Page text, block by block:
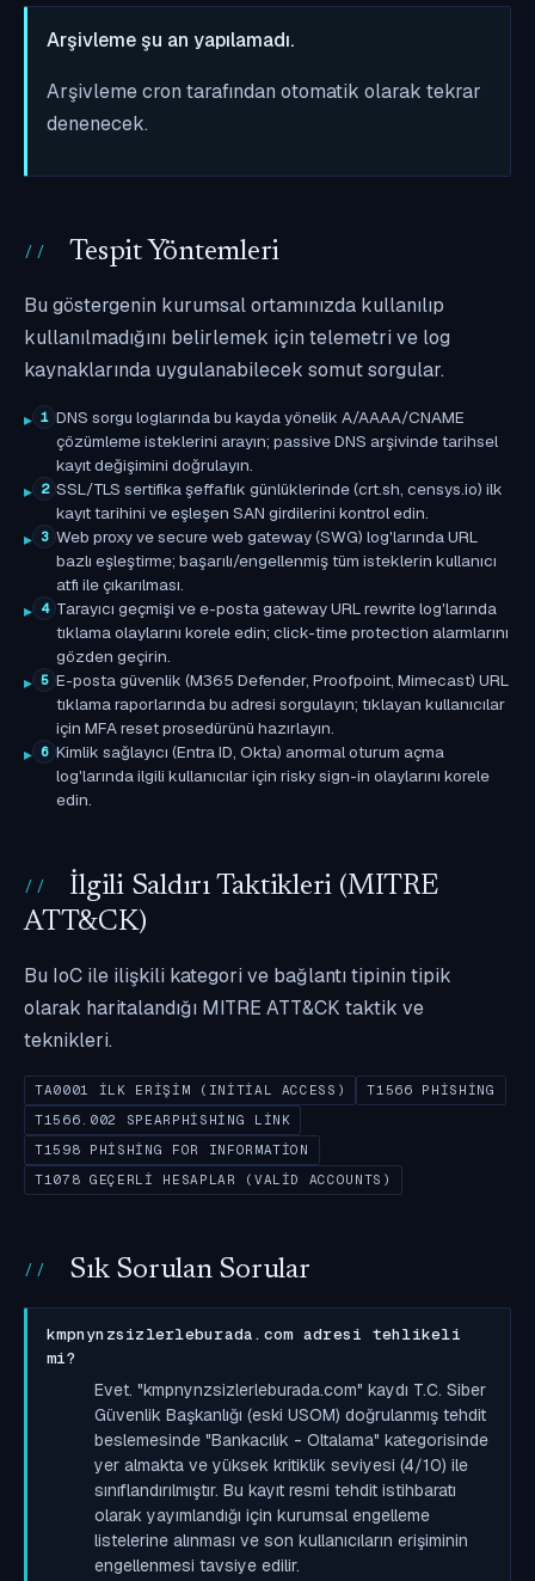
Arşivleme şu an yapılamadı.
Arşivleme cron tarafından otomatik olarak tekrar
denenecek.
Tespit Yöntemleri
Bu göstergenin kurumsal ortamınızda kullanılıp
kullanılmadığını belirlemek için telemetri ve log
kaynaklarında uygulanabilecek somut sorgular.
1 DNS sorgu loglarında bu kayda yönelik A/AAAA/CNAME
çözümleme isteklerini arayın; passive DNS arşivinde tarihsel
kayıt değişimini doğrulayın.
2 SSL/TLS sertifika şeffaflık günlüklerinde (crt.sh, censys.io) ilk
kayıt tarihini ve eşleşen SAN girdilerini kontrol edin.
3 Web proxy ve secure web gateway (SWG) log'larında URL
bazlı eşleştirme; başarılı/engellenmiş tüm isteklerin kullanıcı
atfı ile çıkarılması.
4 Tarayıcı geçmişi ve e-posta gateway URL rewrite log'larında
tıklama olaylarını korele edin; click-time protection alarmlarını
gözden geçirin.
5 E-posta güvenlik (M365 Defender, Proofpoint, Mimecast) URL
tıklama raporlarında bu adresi sorgulayın; tıklayan kullanıcılar
için MFA reset prosedürünü hazırlayın.
6 Kimlik sağlayıcı (Entra ID, Okta) anormal oturum açma
log'larında ilgili kullanıcılar için risky sign-in olaylarını korele
edin.
İlgili Saldırı Taktikleri (MITRE
ATT&CK)
Bu IoC ile ilişkili kategori ve bağlantı tipinin tipik
olarak haritalandığı MITRE ATT&CK taktik ve
teknikleri.
TA0001 İLK ERIŞIM (INITIAL ACCESS)
T1566 PHISHING
T1566.002 SPEARPHISHING LINK
T1598 PHISHING FOR INFORMATION
T1078 GEÇERLI HESAPLAR (VALID ACCOUNTS)
Sık Sorulan Sorular
kmpnynzsizlerleburada.com adresi tehlikeli
mi?
Evet. "kmpnynzsizlerleburada.com" kaydı T.C. Siber
Güvenlik Başkanlığı (eski USOM) doğrulanmış tehdit
beslemesinde "Bankacılık - Oltalama" kategorisinde
yer almakta ve yüksek kritiklik seviyesi (4/10) ile
sınıflandırılmıştır. Bu kayıt resmi tehdit istihbaratı
olarak yayımlandığı için kurumsal engelleme
listelerine alınması ve son kullanıcıların erişiminin
engellenmesi tavsiye edilir.